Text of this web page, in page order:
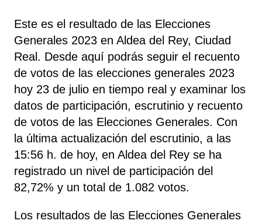
Este es el resultado de las Elecciones
Generales 2023 en Aldea del Rey, Ciudad
Real. Desde aquí podrás seguir el recuento
de votos de las elecciones generales 2023
hoy 23 de julio en tiempo real y examinar los
datos de participación, escrutinio y recuento
de votos de las Elecciones Generales. Con
la última actualización del escrutinio, a las
15:56 h. de hoy, en Aldea del Rey se ha
registrado un nivel de participación del
82,72% y un total de 1.082 votos.
Los resultados de las Elecciones Generales